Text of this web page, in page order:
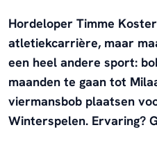
Hordeloper Timme
atletiekcarrière, maar
een heel andere sport:
maanden te gaan tot
viermansbob plaatsen
Winterspelen. Ervaring?